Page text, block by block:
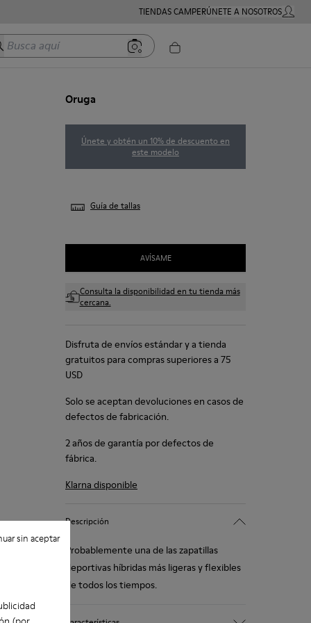
sin aceptar
TIENDAS CAMPERÚNETE A NOSOTROSMI
aquí
Oruga
Únete y obtén un 10% de descuento en
este modelo
Guía de tallas
AVÍSAME
Consulta la disponibilidad en tu tienda más
cercana.
Disfruta de envíos estándar y a tienda
gratuitos para compras superiores a 75
USD
Solo se aceptan devoluciones en casos de
defectos de fabricación.
2 años de garantía por defectos de
fábrica.
Klarna disponible
Descripción
Probablemente una de las zapatillas
deportivas híbridas más ligeras y flexibles
de todos los tiempos.